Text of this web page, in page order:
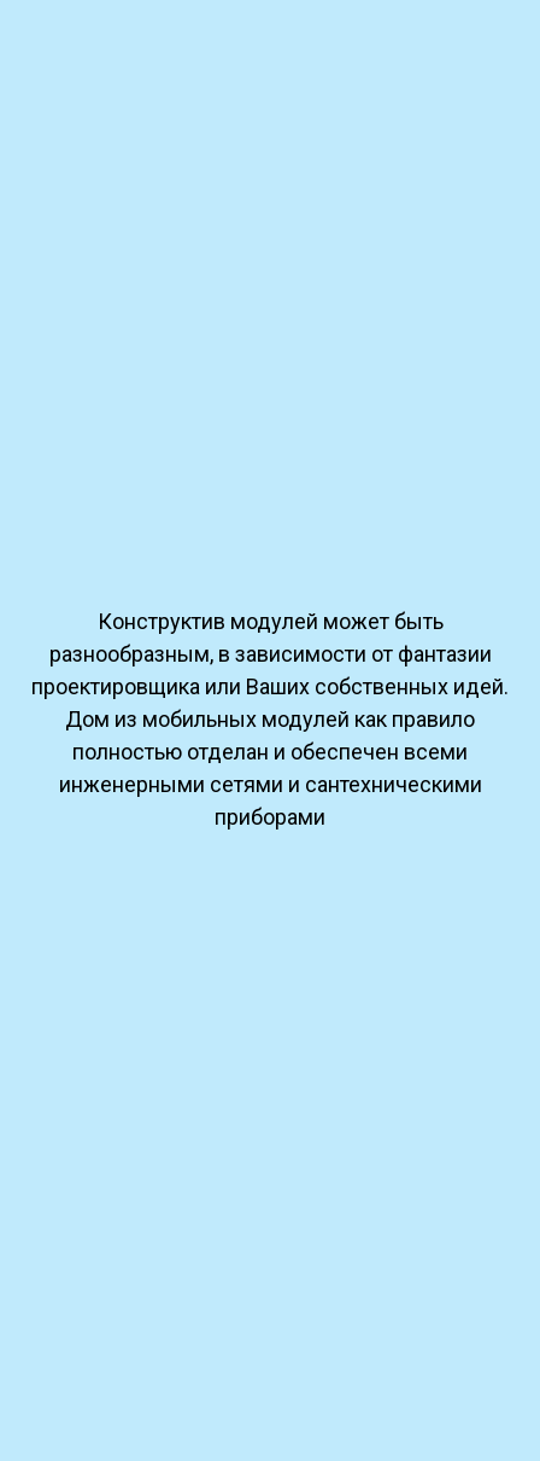
Конструктив модулей может быть
разнообразным, в зависимости от фантазии
проектировщика или Ваших собственных идей.
Дом из мобильных модулей как правило
полностью отделан и обеспечен всеми
инженерными сетями и сантехническими
приборами